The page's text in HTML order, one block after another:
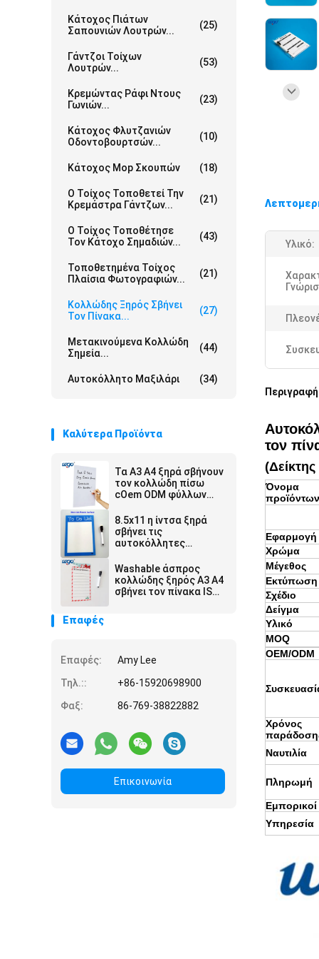
Κάτοχος Πιάτων
Σαπουνιών Λουτρών...
(25)
Γάντζοι Τοίχων
Λουτρών...
(53)
Κρεμώντας Ράφι Ντους
Γωνιών...
(23)
Κάτοχος Φλυτζανιών
Οδοντοβουρτσών...
(10)
Κάτοχος Mop Σκουπών (18)
Ο Τοίχος Τοποθετεί Την
Κρεμάστρα Γάντζων...
(21)
Ο Τοίχος Τοποθέτησε
Τον Κάτοχο Σημαδιών...
(43)
Τοποθετημένα Τοίχος
Πλαίσια Φωτογραφιών...
(21)
Κολλώδης Ξηρός Σβήνει
Τον Πίνακα...
(27)
Μετακινούμενα Κολλώδη
Σημεία...
(44)
Αυτοκόλλητο Μαξιλάρι (34)
Καλύτερα Προϊόντα
Τα A3 A4 ξηρά σβήνουν
τον κολλώδη πίσω
cOem ODM φύλλων
υπόλειμμα
8.5x11 η ίντσα ξηρά
σβήνει τις
αυτοκόλλητες
φύλλων PVC WGO
Whiteboard
Washable άσπρος
κολλώδης ξηρός A3 A4
σβήνει τον πίνακα ISO
Επαφές
Επαφές:
Amy Lee
Τηλ.::
+86-15920698900
Φαξ:
86-769-38822882
Επικοινωνία
Υλικό:
τον
Όνομα
προϊόντων
Εφαρμογή
Χρώμα
Μέγεθος
Εκτύπωση
Σχέδιο
Δείγμα
Υλικό
MOQ
OEM/ODM
Χρόνος
Ναυτιλία
Πληρωμή
Εμπορικοί
Υπηρεσία